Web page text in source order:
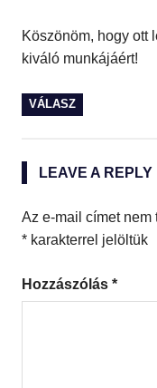
Köszönöm, hogy ott
kiváló munkájáért!
VÁLASZ
LEAVE A REPLY
Az e-mail címet nem
* karakterrel jelöltük
Hozzászólás *